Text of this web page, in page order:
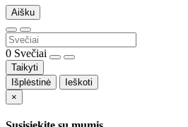
Aišku
0 Svečiai
Taikyti
Išplėstinė
Ieškoti
×